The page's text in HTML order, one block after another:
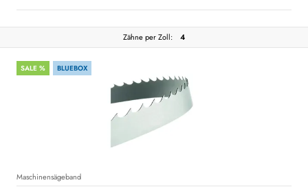
Zähne per Zoll: 4
SALE % BLUEBOX
Maschinensägeband